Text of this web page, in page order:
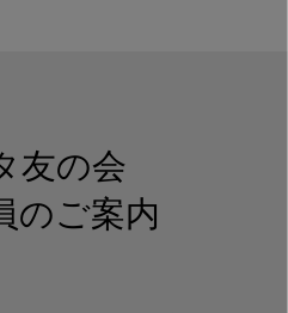
友の会
のご案内